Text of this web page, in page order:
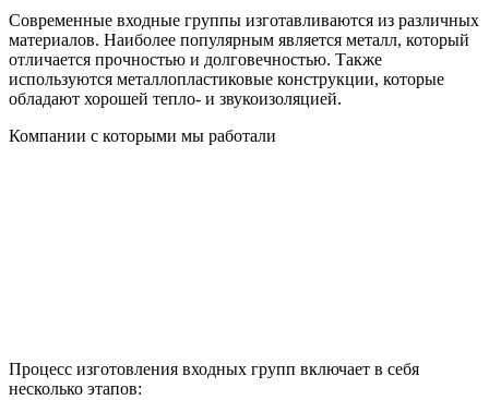
Современные входные группы изготавливаются из различных
материалов. Наиболее популярным является металл, который
отличается прочностью и долговечностью. Также
используются металлопластиковые конструкции, которые
обладают хорошей тепло- и звукоизоляцией.
Компании с которыми мы работали
Процесс изготовления входных групп включает в себя
несколько этапов: